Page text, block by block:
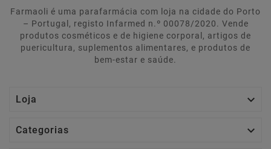
Farmaoli é uma parafarmácia com loja na cidade do Porto
– Portugal, registo Infarmed n.º 00078/2020. Vende
produtos cosméticos e de higiene corporal, artigos de
puericultura, suplementos alimentares, e produtos de
bem-estar e saúde.
Loja 
Categorias 